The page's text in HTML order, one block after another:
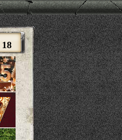
18